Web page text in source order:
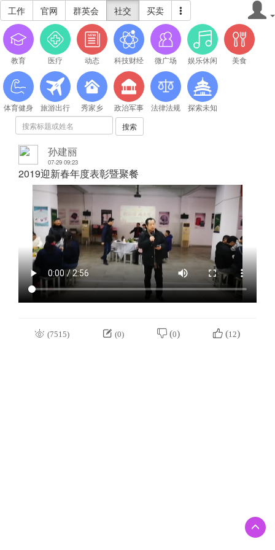
工作 官网 群英会 社交 买卖
教育 医疗 动态 科技财经 微广场 娱乐休闲 美食
体育健身 旅游出行 秀家乡 政治军事 法律法规
探索未知
搜索
孙建丽
07-29 09:23
2019迎新春年度表彰暨聚餐
 (7515)  (0)  (0)  (12)